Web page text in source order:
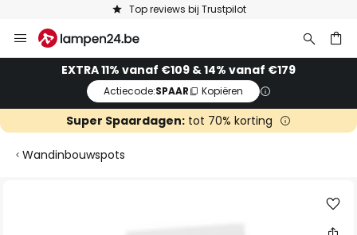
Top reviews bij Trustpilot
naar
EXTRA 11% vanaf €109 & 14% vanaf €179
Actiecode:SPAAR Kopiëren
Super Spaardagen: tot 70% korting
Wandinbouwspots